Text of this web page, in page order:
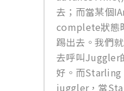
去；而當某個
complete狀態
踢出去。我們
去呼叫Juggler
好。而Starling
juggler，當